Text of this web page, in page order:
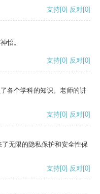
支持[0] 反对[0]
怡。
支持[0] 反对[0]
各个学科的知识。老师的讲
支持[0] 反对[0]
无限的隐私保护和安全性保
支持[0] 反对[0]